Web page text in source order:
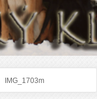
IMG_1703m